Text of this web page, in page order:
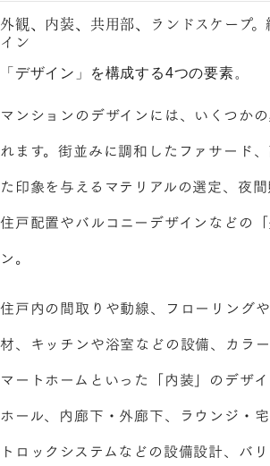
外観、内装、共用部、ランドスケープ
イン
「デザイン」を構成する4つの要素。
マンションのデザインには、いくつか
れます。街並みに調和したファサード
た印象を与えるマテリアルの選定、夜間
住戸配置やバルコニーデザインなどの
ン。
住戸内の間取りや動線、フローリング
材、キッチンや浴室などの設備、カラ
マートホームといった「内装」のデザ
ホール、内廊下・外廊下、ラウンジ・
トロックシステムなどの設備設計、バ